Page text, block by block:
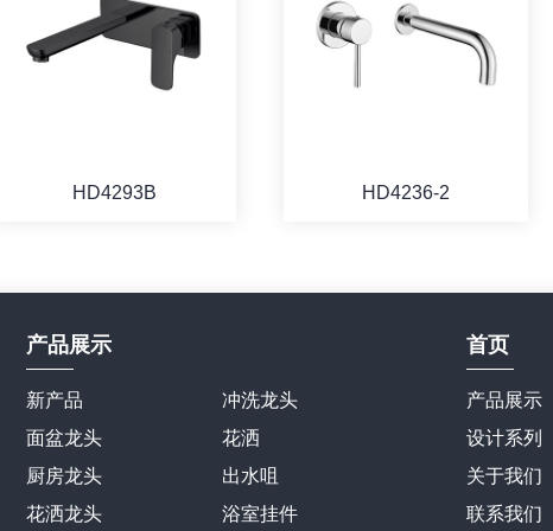
HD4293B HD4236-2
产品展示
新产品
面盆龙头
厨房龙头
花洒龙头
冲洗龙头
花洒
出水咀
浴室挂件
首页
产品展示
设计系列
关于我们
联系我们